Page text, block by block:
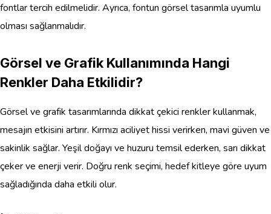
fontlar tercih edilmelidir. Ayrıca, fontun görsel tasarımla uyumlu
olması sağlanmalıdır.
Görsel ve Grafik Kullanımında Hangi
Renkler Daha Etkilidir?
Görsel ve grafik tasarımlarında dikkat çekici renkler kullanmak,
mesajın etkisini artırır. Kırmızı aciliyet hissi verirken, mavi güven ve
sakinlik sağlar. Yeşil doğayı ve huzuru temsil ederken, sarı dikkat
çeker ve enerji verir. Doğru renk seçimi, hedef kitleye göre uyum
sağladığında daha etkili olur.